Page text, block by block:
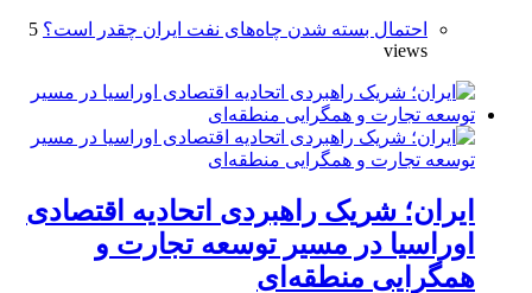
احتمال بسته شدن چاه‌های نفت ایران چقدر است؟ 5
views
ایران؛ شریک راهبردی اتحادیه اقتصادی
اوراسیا در مسیر توسعه تجارت و
همگرایی منطقه‌ای